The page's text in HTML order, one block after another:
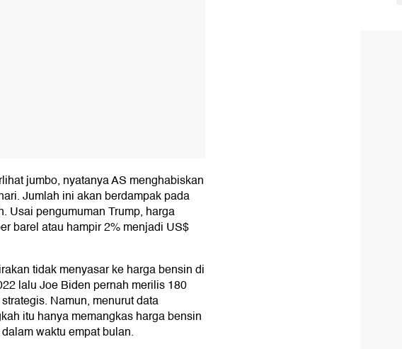
jumbo, nyatanya AS menghabiskan
Jumlah ini akan berdampak pada
Usai pengumuman Trump, harga
barel atau hampir 2% menjadi US$
tidak menyasar ke harga bensin di
lalu Joe Biden pernah merilis 180
Namun, menurut data
itu hanya memangkas harga bensin
waktu empat bulan.